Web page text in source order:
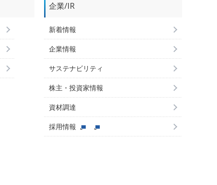
企業/IR
新着情報
企業情報
サステナビリティ
株主・投資家情報
資材調達
採用情報